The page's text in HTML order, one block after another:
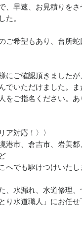
、早速、お見積りを
た。
ご希望もあり、台所
にご確認頂きました
でいただけました。
をご指名ください。
ア対応！〉〉
港市、倉吉市、岩美郡
へでも駆けつけいたし
、水漏れ、水道修理、
り水道職人」にお任せ